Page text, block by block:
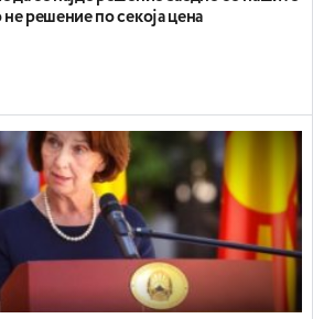
решение по секоја цена